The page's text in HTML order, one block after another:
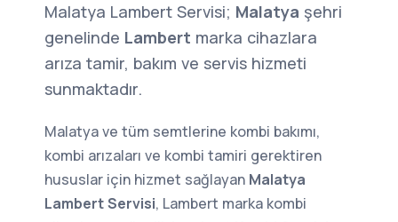
Malatya Lambert Servisi; Malatya şehri
genelinde Lambert marka cihazlara
arıza tamir, bakım ve servis hizmeti
sunmaktadır.
Malatya ve tüm semtlerine kombi bakımı,
kombi arızaları ve kombi tamiri gerektiren
hususlar için hizmet sağlayan Malatya
Lambert Servisi, Lambert marka kombi